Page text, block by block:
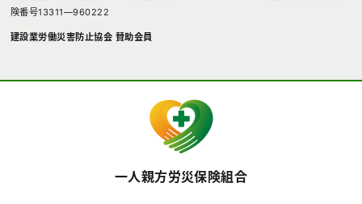
険番号13311―960222
建設業労働災害防止協会 賛助会員
一人親方労災保険組合